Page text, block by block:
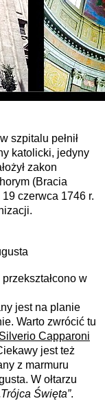
szpitalu pełnił
katolicki, jedyny
zakon
(Bracia
czerwca 1746 r.
w
jest na planie
Warto zwrócić tu
Silverio Capparoni
jest też
z marmuru
W ołtarzu
Święta”.